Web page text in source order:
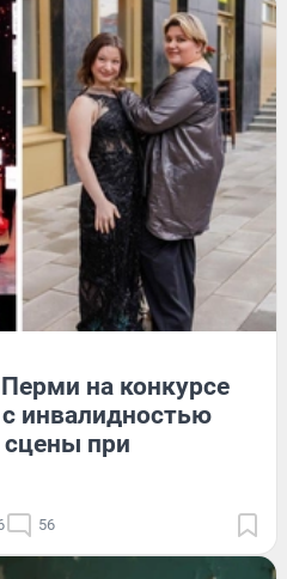
на конкурсе
инвалидностью
сцены при
56